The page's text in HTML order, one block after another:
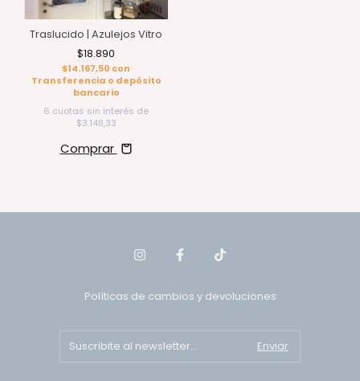
Traslucido | Azulejos Vitro
$18.890
$14.167,50 con
Transferencia o depósito
bancario
6 cuotas sin interés de
$3.148,33
Comprar
Políticas de cambios y devoluciones